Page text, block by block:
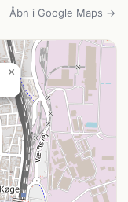
Åbn i Google Maps →
×